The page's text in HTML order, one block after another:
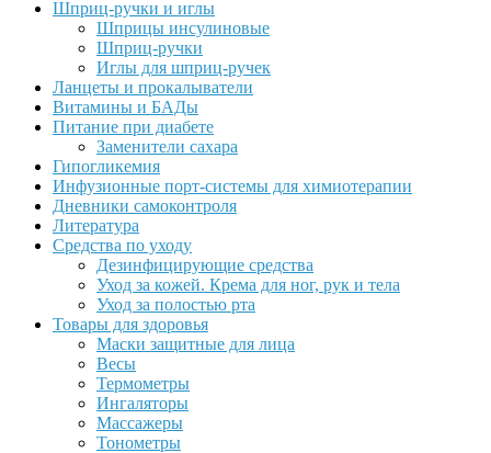
Шприц-ручки и иглы
Шприцы инсулиновые
Шприц-ручки
Иглы для шприц-ручек
Ланцеты и прокалыватели
Витамины и БАДы
Питание при диабете
Заменители сахара
Гипогликемия
Инфузионные порт-системы для химиотерапии
Дневники самоконтроля
Литература
Средства по уходу
Дезинфицирующие средства
Уход за кожей. Крема для ног, рук и тела
Уход за полостью рта
Товары для здоровья
Маски защитные для лица
Весы
Термометры
Ингаляторы
Массажеры
Тонометры